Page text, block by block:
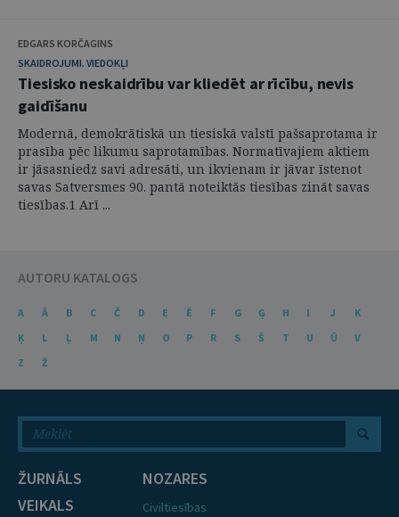
EDGARS KORČAGINS
SKAIDROJUMI. VIEDOKĻI
Tiesisko neskaidrību var kliedēt ar rīcību, nevis
gaidīšanu
Modernā, demokrātiskā un tiesiskā valstī pašsaprotama ir
prasība pēc likumu saprotamības. Normatīvajiem aktiem
ir jāsasniedz savi adresāti, un ikvienam ir jāvar īstenot
savas Satversmes 90. pantā noteiktās tiesības zināt savas
tiesības.1 Arī ...
AUTORU KATALOGS
A Ā B C Č D E Ē F G Ģ H I J
K
Ķ
L Ļ M N Ņ O P R S Š T U Ū
V
Z
Ž
ŽURNĀLS
VEIKALS
NOZARES
Civiltiesības